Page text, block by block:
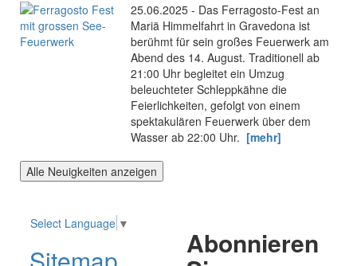
25.06.2025 - Das Ferragosto-Fest an
Mariä Himmelfahrt in Gravedona ist
berühmt für sein großes Feuerwerk am
Abend des 14. August. Traditionell ab
21:00 Uhr begleitet ein Umzug
beleuchteter Schleppkähne die
Feierlichkeiten, gefolgt von einem
spektakulären Feuerwerk über dem
Wasser ab 22:00 Uhr. [mehr]
Alle Neuigkeiten anzeigen
Select Language ▼
Abonnieren